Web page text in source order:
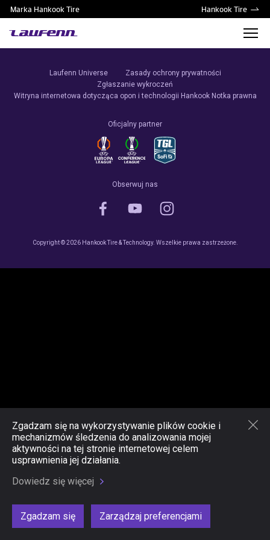
Zgadzam się na wykorzystywanie plików cookie i
mechanizmów śledzenia do analizowania mojej
aktywności na tej stronie internetowej celem
usprawnienia jej działania.
Dowiedz się więcej
Zgadzam się Zarządzaj preferencjami
Marka Hankook Tire Hankook Tire
Laufenn Universe
Zasady ochrony prywatności
Zgłaszanie wykroczeń
Witryna internetowa dotycząca opon i technologii Hankook Notka prawna
Oficjalny partner
Obserwuj nas
Copyright © 2026 Hankook Tire & Technology. Wszelkie prawa zastrzeżone.